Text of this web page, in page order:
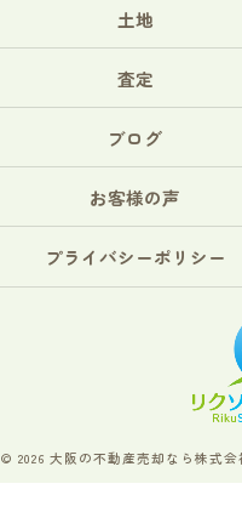
土地
査定
ブログ
お客様の声
プライバシーポリシー
© 2026 大阪の不動産売却なら株式